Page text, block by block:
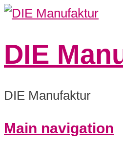
DIE
DIE Manufaktur
Main navigation